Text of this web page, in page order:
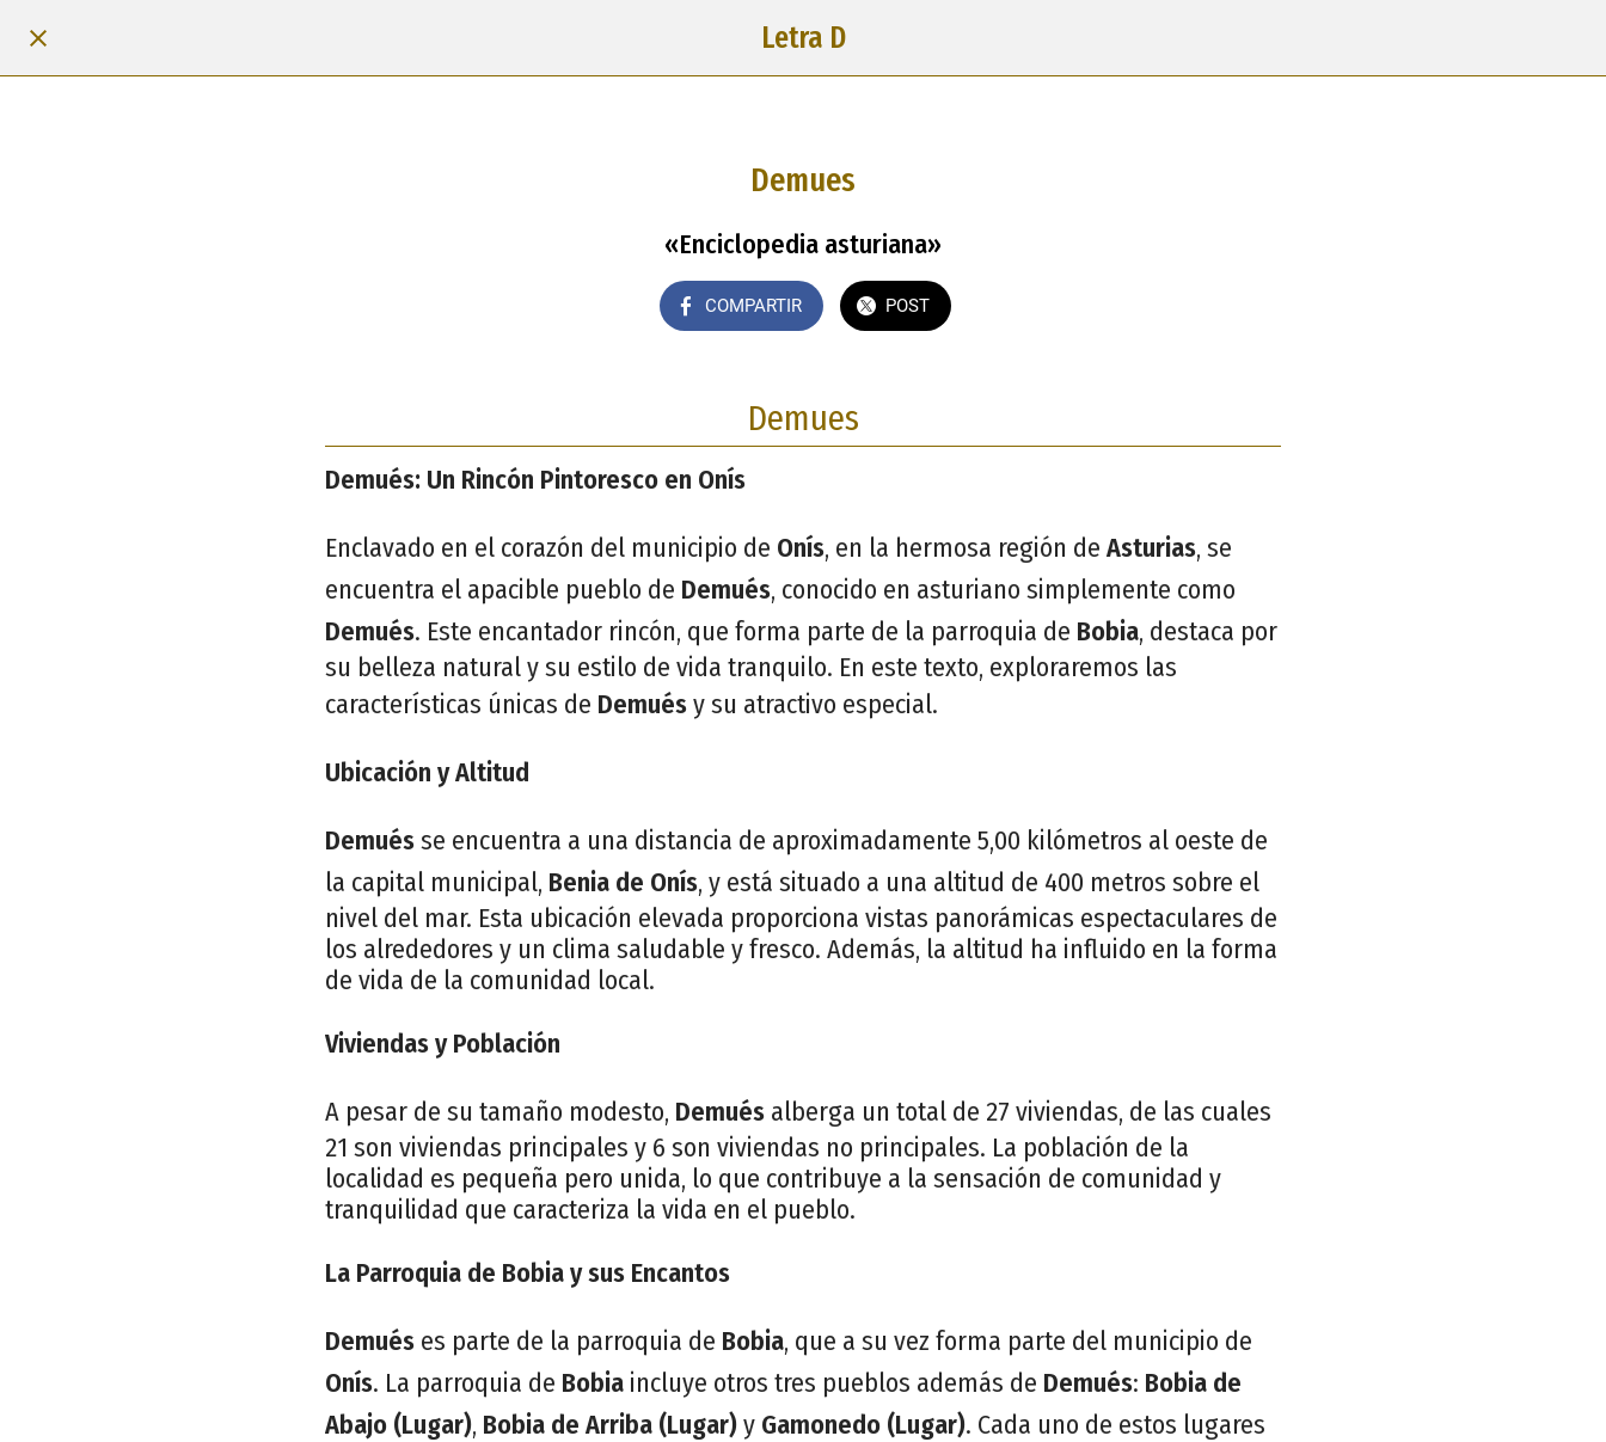
Letra D
Demues
«Enciclopedia asturiana»
COMPARTIR POST
Demues
Demués: Un Rincón Pintoresco en Onís
Enclavado en el corazón del municipio de Onís, en la hermosa región de Asturias, se
encuentra el apacible pueblo de Demués, conocido en asturiano simplemente como
Demués. Este encantador rincón, que forma parte de la parroquia de Bobia, destaca por
su belleza natural y su estilo de vida tranquilo. En este texto, exploraremos las
características únicas de Demuésy su atractivo especial.
Ubicación y Altitud
Demuésse encuentra a una distancia de aproximadamente 5,00 kilómetros al oeste de
la capital municipal, Benia de Onís, y está situado a una altitud de 400 metros sobre el
nivel del mar. Esta ubicación elevada proporciona vistas panorámicas espectaculares de
los alrededores y un clima saludable y fresco. Además, la altitud ha influido en la forma
de vida de la comunidad local.
Viviendas y Población
A pesar de su tamaño modesto, Demués alberga un total de 27 viviendas, de las cuales
21 son viviendas principales y 6 son viviendas no principales. La población de la
localidad es pequeña pero unida, lo que contribuye a la sensación de comunidad y
tranquilidad que caracteriza la vida en el pueblo.
La Parroquia de Bobia y sus Encantos
Demués es parte de la parroquia de Bobia, que a su vez forma parte del municipio de
Onís. La parroquia de Bobia incluye otros tres pueblos además de Demués: Bobia de
Abajo (Lugar), Bobia de Arriba (Lugar)y Gamonedo (Lugar). Cada uno de estos lugares